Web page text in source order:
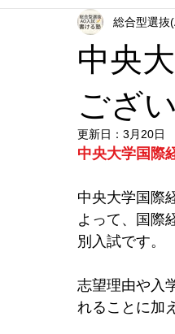
早稲田大学スポーツ科学部
青山学院大学法学部ヒュー
同志社大学グローバル・コ
日本女子大学 立教大
青山学院大学
中央
ござ
総合型選抜
更新日： 3月20日
中央大学国際
中央大学国際
よって、国際
別入試です。
志望理由や入
れることに加